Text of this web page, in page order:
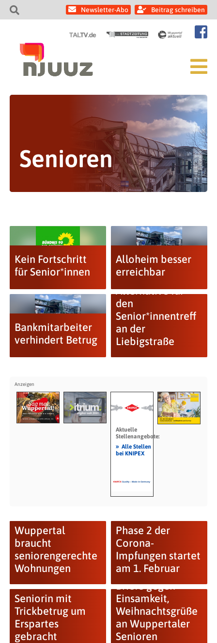
Newsletter-Abo Beitrag schreiben
Senioren
Kein Fortschritt
für Senior*innen
Alloheim besser
erreichbar
Bankmitarbeiter
verhindert Betrug
GRÜNE: Gute
Alternative für
den
Senior*innentreff
an der
Liebigstraße
Aktuelle
Stellenangebote:
» Alle Stellen
bei KNIPEX
Wuppertal
braucht
seniorengerechte
Wohnungen
Phase 2 der
Corona-
Impfungen startet
am 1. Februar
Seniorin mit
Trickbetrug um
Erspartes
gebracht
Briefe gegen
Einsamkeit,
Weihnachtsgrüße
an Wuppertaler
Senioren